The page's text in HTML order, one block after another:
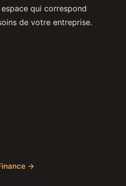
qui correspond
de votre entreprise.
→